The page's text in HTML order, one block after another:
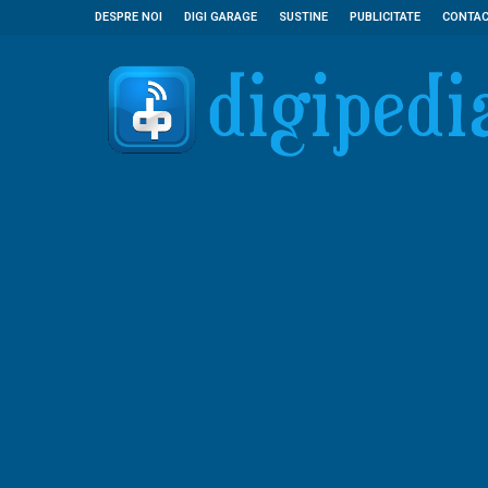
DESPRE NOI DIGI GARAGE SUSTINE PUBLICITATE